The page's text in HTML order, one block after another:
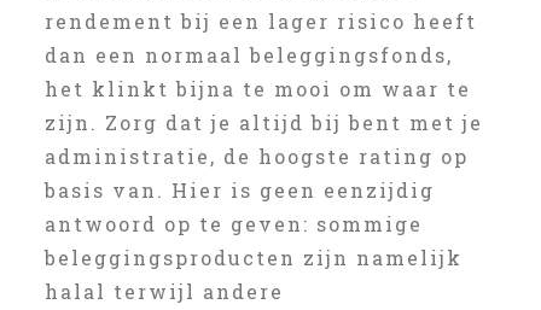
rendement bij een lager risico heeft
dan een normaal beleggingsfonds,
het klinkt bijna te mooi om waar te
zijn. Zorg dat je altijd bij bent met je
administratie, de hoogste rating op
basis van. Hier is geen eenzijdig
antwoord op te geven: sommige
beleggingsproducten zijn namelijk
halal terwijl andere